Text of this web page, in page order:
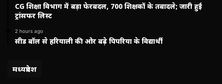
CG शिक्षा विभाग में बड़ा फेरबदल, 700 शिक्षकों के तबादले; जारी हुई
ट्रांसफर लिस्ट
2 hours ago
सीड बॉल से हरियाली की ओर बढ़े पिपरिया के विद्यार्थी
मध्यप्रदेश